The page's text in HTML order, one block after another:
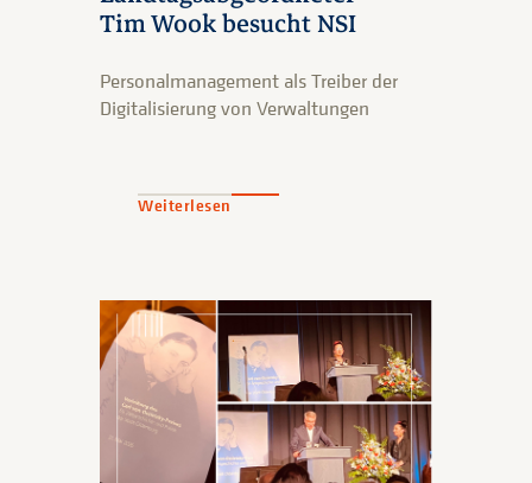
Tim Wook besucht NSI
Personalmanagement als Treiber der
Digitalisierung von Verwaltungen
Weiterlesen